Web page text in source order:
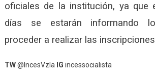
oficiales de la institución, ya que
días se estarán informando
proceder a realizar las
TW@IncesVzla IG incessocialista